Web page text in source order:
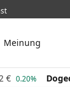
Meinung
Dogecoin-Kurs